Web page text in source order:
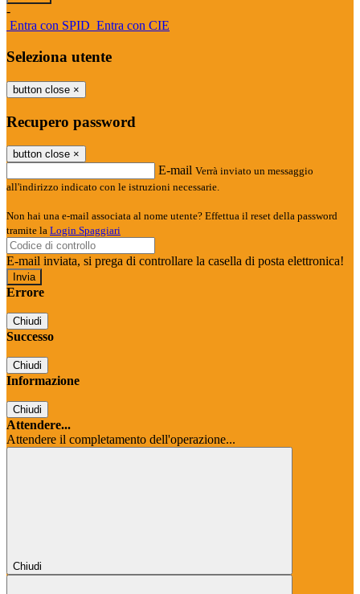
-
Entra con SPID Entra con CIE
Seleziona utente
button close ×
Recupero password
button close ×
E-mail Verrà inviato un messaggio
all'indirizzo indicato con le istruzioni necessarie.
Non hai una e-mail associata al nome utente? Effettua il reset della password
tramite la Login Spaggiari
E-mail inviata, si prega di controllare la casella di posta elettronica!
Errore
Chiudi
Successo
Chiudi
Informazione
Chiudi
Attendere...
Attendere il completamento dell'operazione...
Chiudi